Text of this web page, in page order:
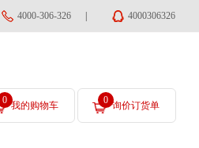
4000-306-326 4000306326
0 我的购物车 0 询价订货单